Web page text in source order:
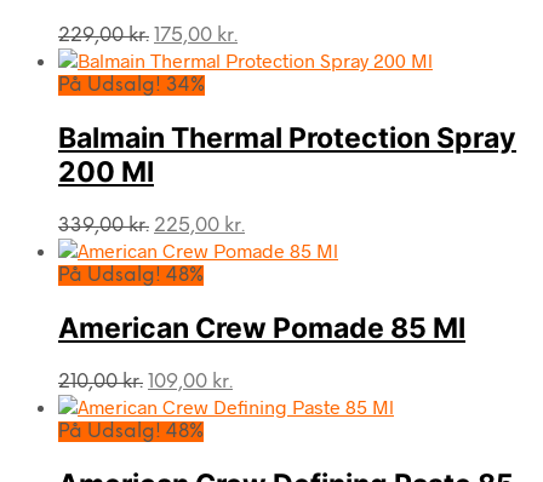
229,00kr. Den
oprindelige
pris
229,00 kr..
175,00 kr.
aktuelle
175,00 kr..
På Udsalg! 34%
Balmain Thermal Protection Spray
200 Ml
339,00kr. Den
oprindelige
pris
339,00 kr..
225,00 kr.
aktuelle
225,00 kr..
På Udsalg! 48%
American Crew Pomade 85 Ml
210,00kr. Den
oprindelige
pris
210,00 kr..
109,00 kr.
aktuelle
109,00 kr..
På Udsalg! 48%